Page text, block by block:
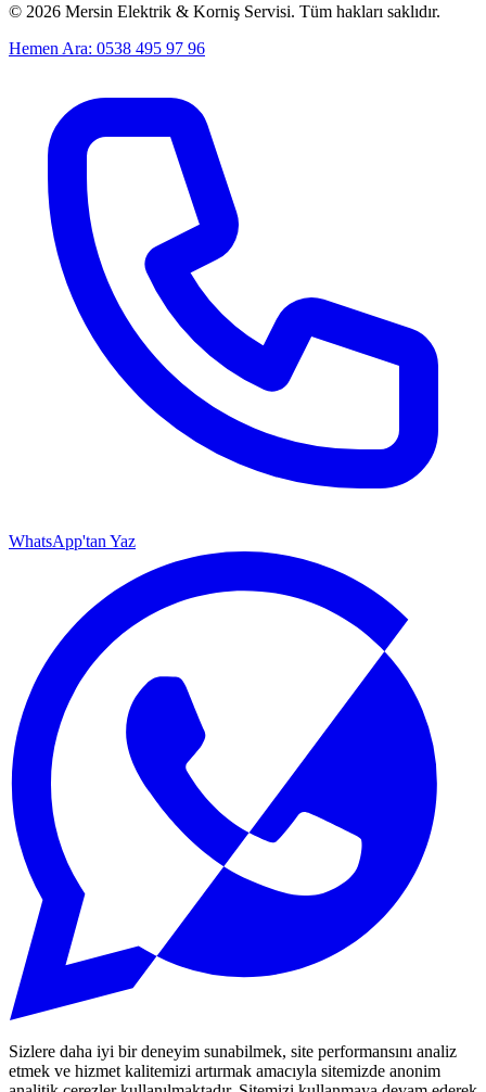
© 2026 Mersin Elektrik & Korniş Servisi. Tüm hakları saklıdır.
Hemen Ara: 0538 495 97 96
WhatsApp'tan Yaz
Sizlere daha iyi bir deneyim sunabilmek, site performansını analiz
etmek ve hizmet kalitemizi artırmak amacıyla sitemizde anonim